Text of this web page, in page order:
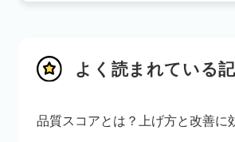
よく読まれている
品質スコアとは？上げ方と改善に